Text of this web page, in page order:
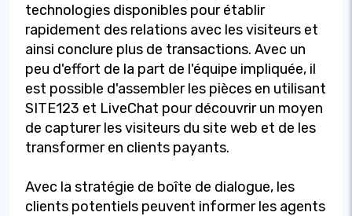
technologies disponibles pour établir
rapidement des relations avec les visiteurs et
ainsi conclure plus de transactions. Avec un
peu d'effort de la part de l'équipe impliquée, il
est possible d'assembler les pièces en utilisant
SITE123 et LiveChat pour découvrir un moyen
de capturer les visiteurs du site web et de les
transformer en clients payants.
Avec la stratégie de boîte de dialogue, les
clients potentiels peuvent informer les agents